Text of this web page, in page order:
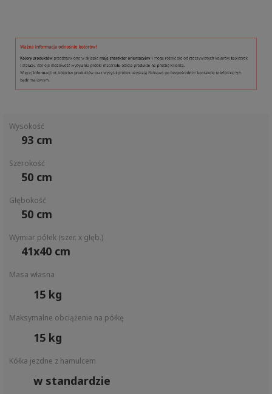
Wysokość
93 cm
Szerokość
50 cm
Głębokość
50 cm
Wymiar półek (szer. x głęb.)
41x40 cm
Masa własna
15 kg
Maksymalne obciążenie na półkę
15 kg
Kółka jezdne z hamulcem
w standardzie